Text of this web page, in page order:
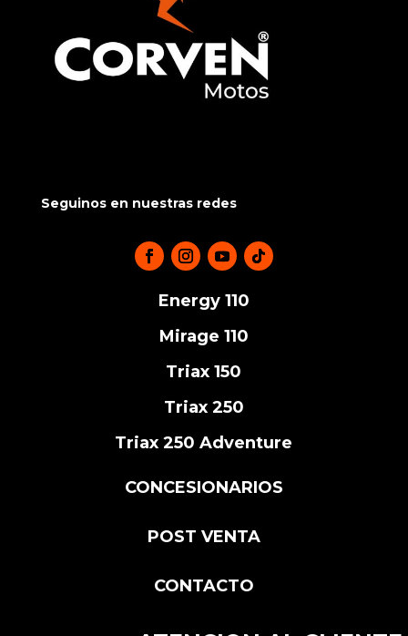
Seguinos en nuestras redes
Energy 110
Mirage 110
Triax 150
Triax 250
Triax 250 Adventure
CONCESIONARIOS
POST VENTA
CONTACTO